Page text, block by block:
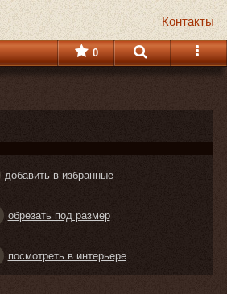
Контакты
0
добавить в избранные
обрезать под размер
посмотреть в интерьере